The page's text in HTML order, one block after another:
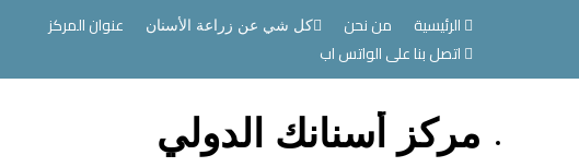
الرئيسية من نحن كل شي عن زراعة الأسنان
عنوان المركز
اتصل بنا على الواتس اب
مركز أسنانك الدولي